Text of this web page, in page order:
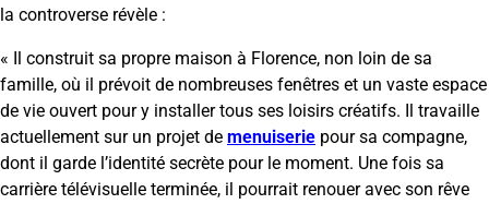
la controverse révèle :
« Il construit sa propre maison à Florence, non loin de sa
famille, où il prévoit de nombreuses fenêtres et un vaste espace
de vie ouvert pour y installer tous ses loisirs créatifs. Il travaille
actuellement sur un projet de menuiserie pour sa compagne,
dont il garde l’identité secrète pour le moment. Une fois sa
carrière télévisuelle terminée, il pourrait renouer avec son rêve